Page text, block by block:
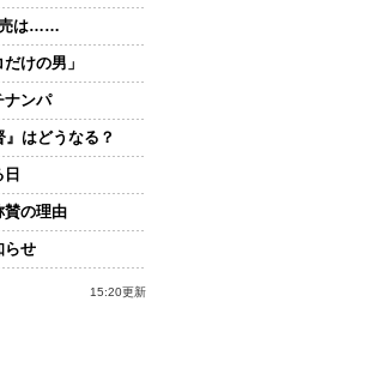
売は……
けの男」
ナンパ
はどうなる？
賛の理由
らせ
15:20更新